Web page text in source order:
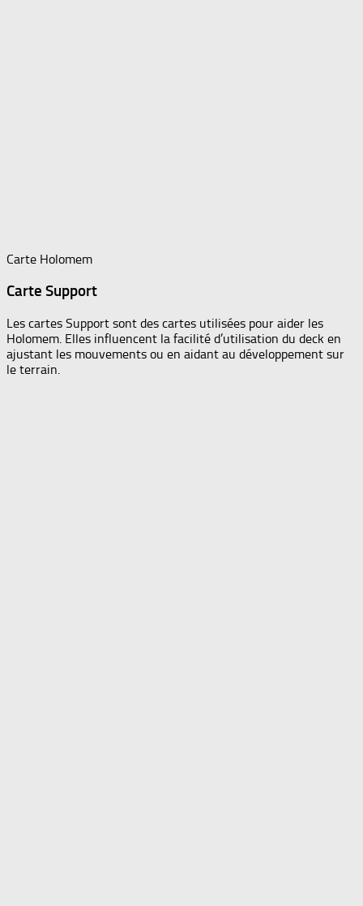
Carte Holomem
Carte Support
Les cartes Support sont des cartes utilisées pour aider les
Holomem. Elles influencent la facilité d’utilisation du deck en
ajustant les mouvements ou en aidant au développement sur
le terrain.